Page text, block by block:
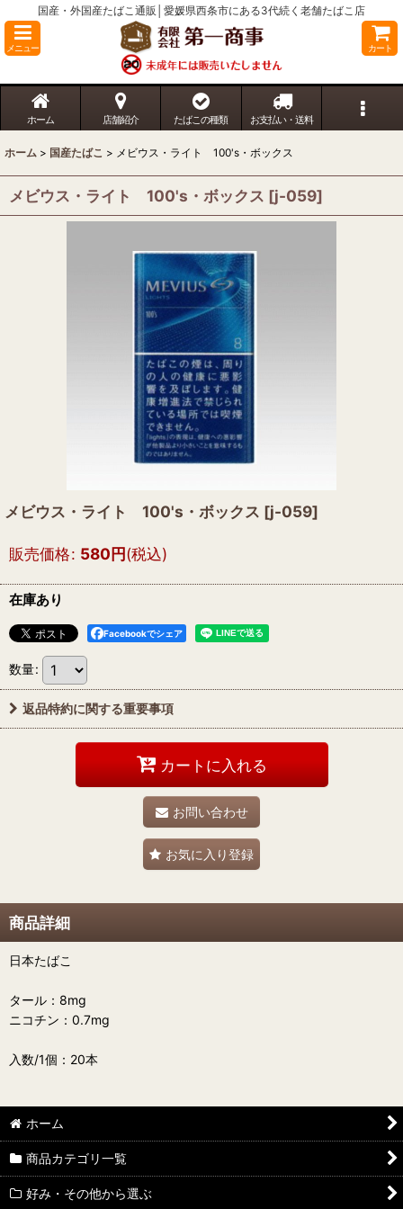
国産・外国産たばこ通販│愛媛県西条市にある3代続く老舗たばこ店
メニュー カート
ホーム 店舗紹介 たばこの種類 お支払い・送料
ホーム > 国産たばこ > メビウス・ライト 100's・ボックス
メビウス・ライト 100's・ボックス [j-059]
メビウス・ライト 100's・ボックス [j-059]
販売価格: 580円(税込)
在庫あり
Facebookでシェア
数量:
返品特約に関する重要事項
カートに入れる
お問い合わせ
お気に入り登録
商品詳細
日本たばこ
タール：8mg
ニコチン：0.7mg
入数/1個：20本
ホーム
商品カテゴリ一覧
好み・その他から選ぶ